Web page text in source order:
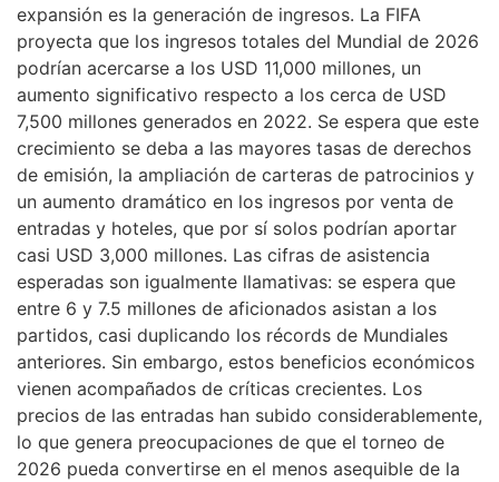
expansión es la generación de ingresos. La FIFA
proyecta que los ingresos totales del Mundial de 2026
podrían acercarse a los USD 11,000 millones, un
aumento significativo respecto a los cerca de USD
7,500 millones generados en 2022. Se espera que este
crecimiento se deba a las mayores tasas de derechos
de emisión, la ampliación de carteras de patrocinios y
un aumento dramático en los ingresos por venta de
entradas y hoteles, que por sí solos podrían aportar
casi USD 3,000 millones. Las cifras de asistencia
esperadas son igualmente llamativas: se espera que
entre 6 y 7.5 millones de aficionados asistan a los
partidos, casi duplicando los récords de Mundiales
anteriores. Sin embargo, estos beneficios económicos
vienen acompañados de críticas crecientes. Los
precios de las entradas han subido considerablemente,
lo que genera preocupaciones de que el torneo de
2026 pueda convertirse en el menos asequible de la